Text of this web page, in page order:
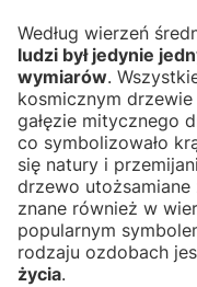
Według wierzeń
ludzi był jedynie
wymiarów.
kosmicznym
gałęzie mitycznego
co symbolizowało
się natury i
drzewo utożsamiane
znane również w
popularnym
rodzaju ozdobach
życia.